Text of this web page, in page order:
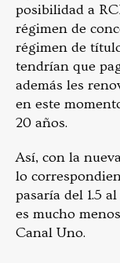
posibilidad a
régimen de
régimen de
tendrían que
además les
en este
20 años.
Así, con la
lo
pasaría del 1.5
es mucho
Canal Uno.